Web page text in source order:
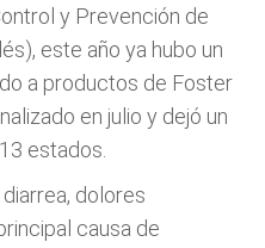
y Prevención de
este año ya hubo un
a productos de Foster
en julio y dejó un
estados.
dolores
causa de